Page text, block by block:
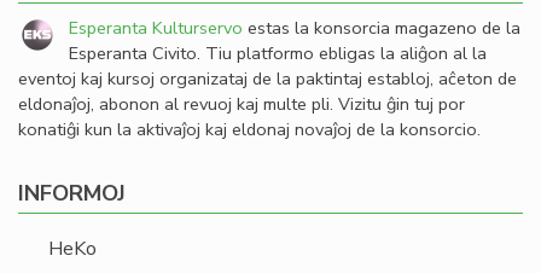
Esperanta Kulturservo estas la konsorcia magazeno de la
Esperanta Civito. Tiu platformo ebligas la aliĝon al la
eventoj kaj kursoj organizataj de la paktintaj establoj, aĉeton de
eldonaĵoj, abonon al revuoj kaj multe pli. Vizitu ĝin tuj por
konatiĝi kun la aktivaĵoj kaj eldonaj novaĵoj de la konsorcio.
INFORMOJ
HeKo